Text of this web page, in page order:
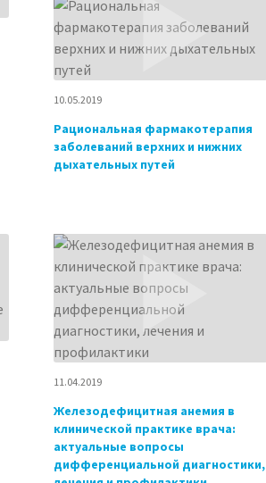
10.05.2019
Рациональная фармакотерапия
заболеваний верхних и нижних
дыхательных путей
11.04.2019
Железодефицитная анемия в
клинической практике врача:
актуальные вопросы
дифференциальной диагностики,